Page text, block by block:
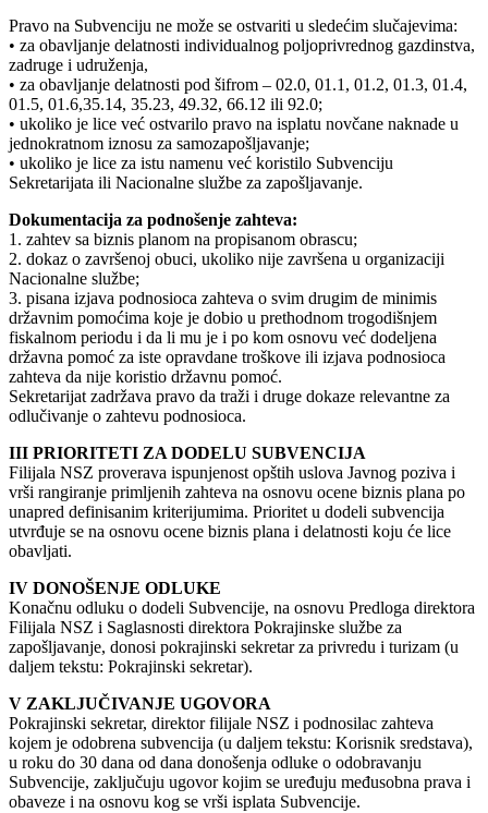
Pravo na Subvenciju ne može se ostvariti u sledećim slučajevima:
• za obavljanje delatnosti individualnog poljoprivrednog gazdinstva,
zadruge i udruženja,
• za obavljanje delatnosti pod šifrom – 02.0, 01.1, 01.2, 01.3, 01.4,
01.5, 01.6,35.14, 35.23, 49.32, 66.12 ili 92.0;
• ukoliko je lice već ostvarilo pravo na isplatu novčane naknade u
jednokratnom iznosu za samozapošljavanje;
• ukoliko je lice za istu namenu već koristilo Subvenciju
Sekretarijata ili Nacionalne službe za zapošljavanje.
Dokumentacija za podnošenje zahteva:
1. zahtev sa biznis planom na propisanom obrascu;
2. dokaz o završenoj obuci, ukoliko nije završena u organizaciji
Nacionalne službe;
3. pisana izjava podnosioca zahteva o svim drugim de minimis
državnim pomoćima koje je dobio u prethodnom trogodišnjem
fiskalnom periodu i da li mu je i po kom osnovu već dodeljena
državna pomoć za iste opravdane troškove ili izjava podnosioca
zahteva da nije koristio državnu pomoć.
Sekretarijat zadržava pravo da traži i druge dokaze relevantne za
odlučivanje o zahtevu podnosioca.
III PRIORITETI ZA DODELU SUBVENCIJA
Filijala NSZ proverava ispunjenost opštih uslova Javnog poziva i
vrši rangiranje primljenih zahteva na osnovu ocene biznis plana po
unapred definisanim kriterijumima. Prioritet u dodeli subvencija
utvrđuje se na osnovu ocene biznis plana i delatnosti koju će lice
obavljati.
IV DONOŠENJE ODLUKE
Konačnu odluku o dodeli Subvencije, na osnovu Predloga direktora
Filijala NSZ i Saglasnosti direktora Pokrajinske službe za
zapošljavanje, donosi pokrajinski sekretar za privredu i turizam (u
daljem tekstu: Pokrajinski sekretar).
V ZAKLJUČIVANJE UGOVORA
Pokrajinski sekretar, direktor filijale NSZ i podnosilac zahteva
kojem je odobrena subvencija (u daljem tekstu: Korisnik sredstava),
u roku do 30 dana od dana donošenja odluke o odobravanju
Subvencije, zaključuju ugovor kojim se uređuju međusobna prava i
obaveze i na osnovu kog se vrši isplata Subvencije.